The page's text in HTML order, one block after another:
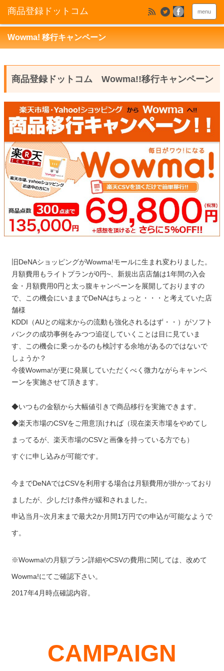
menu
Wowma! 移行キャンペーン
商品登録ドットコム Wowma!!移行キャンペーン
旧DeNAショッピングがWowma!モールに生まれ変わりました。
月額費用もライトプランが0円~、新規出店店舗は1年間の入会
金・月額費用0円と太っ腹キャンペーンを展開しておりますの
で、この機会にいままでDeNAはちょっと・・・と考えていた店
舗様
KDDI（AUとの端末からの流動も強化されるはず・・）がソフト
バンクの成功事例をみつつ追従していくことは目に見ていま
す、この機会に乗っかるのも検討する余地があるのではないで
しょうか？
今後Wowma!が更に発展していただくべく微力ながらキャンペ
ーンを実施させて頂きます。
◆いつもの金額から大幅値引きで商品移行を実施できます。
◆楽天市場のCSVをご用意頂ければ（現在楽天市場をやめてし
まってるが、楽天市場のCSVと画像を持っている方でも）
すぐに申し込みが可能です。
今までDeNAではCSVを利用する場合は月額費用が掛かっており
ましたが、少しだけ条件が緩和されました。
申込当月~次月末まで最大2か月間1万円での申込が可能なようで
す。
※Wowma!の月額プラン詳細やCSVの費用に関しては、改めて
Wowma!にてご確認下さい。
2017年4月時点確認内容。
CAMPAIGN